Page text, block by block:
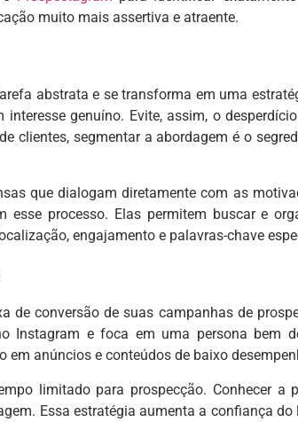
muito mais assertiva e atraente.
abstrata e se transforma em uma
genuíno. Evite, assim, o
clientes, segmentar a abordagem é o
que dialogam diretamente com as
processo. Elas permitem buscar e
engajamento e palavras-chave
de conversão de suas campanhas de
Instagram e foca em uma persona bem
anúncios e conteúdos de baixo
limitado para prospecção. Conhecer a
Essa estratégia aumenta a confiança do